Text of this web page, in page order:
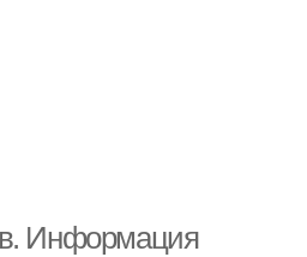
Информация